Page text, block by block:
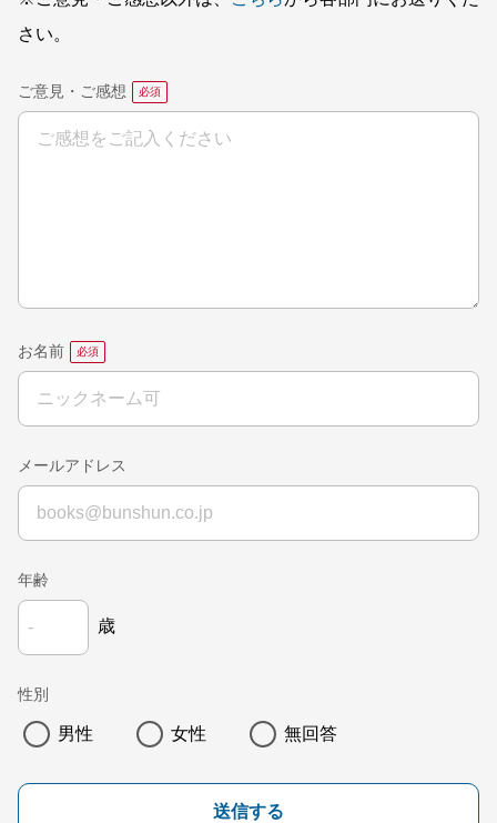
さい。
ご意見・ご感想
お名前
メールアドレス
年齢
歳
性別
男性 女性 無回答
送信する